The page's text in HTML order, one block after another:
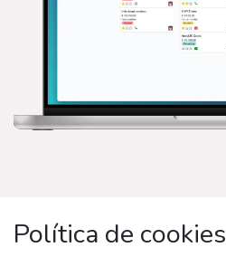
Política de cookies